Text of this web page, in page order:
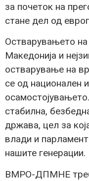
за почеток на
стане дел од
Остварувањето на
Македонија и
остварување на
се од национален
стабилна,
држава, цел за
влади и
нашите генерации.
ВМРО-ДПМНЕ